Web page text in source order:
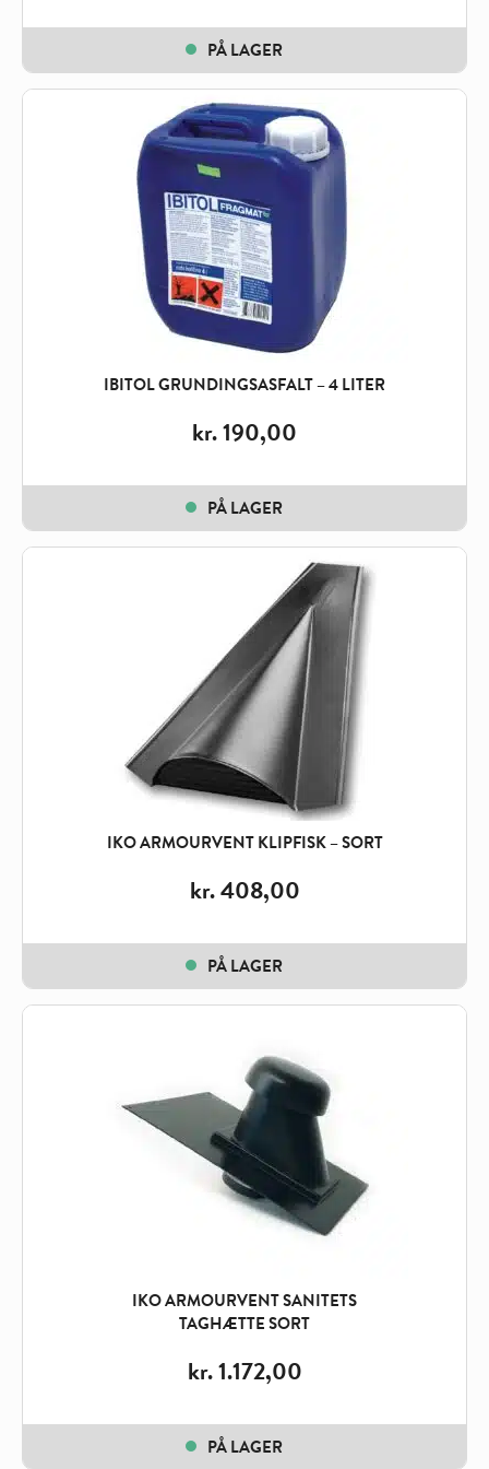
PÅ LAGER
IBITOL GRUNDINGSASFALT – 4 LITER
kr.190,00
PÅ LAGER
IKO ARMOURVENT KLIPFISK – SORT
kr.408,00
PÅ LAGER
IKO ARMOURVENT SANITETS
TAGHÆTTE SORT
kr.1.172,00
PÅ LAGER